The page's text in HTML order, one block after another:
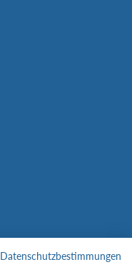
Datenschutzbestimmungen